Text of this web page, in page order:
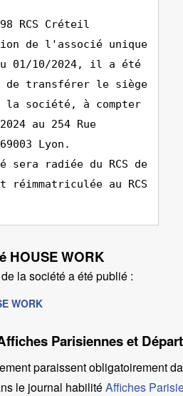
RCS Créteil
de l'associé unique
01/10/2024, il a été
de transférer le siège
la société, à compter
au 254 Rue
Lyon.
sera radiée du RCS de
au RCS
HOUSE WORK
la société a été publié :
WORK
Parisiennes et
paraissent obligatoirement
le journal habilitéAffiches